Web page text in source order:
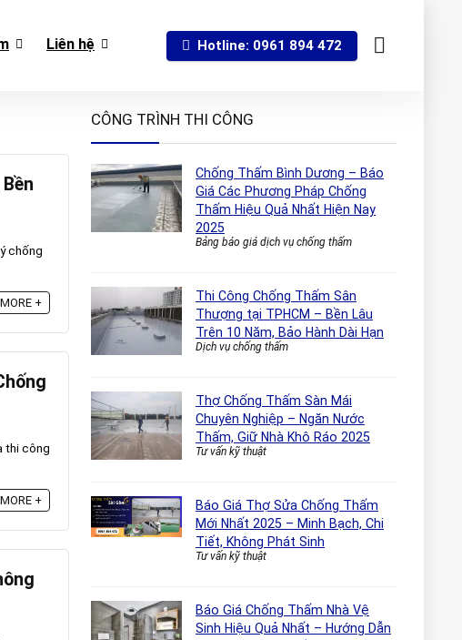
Liên hệ Hotline: 0961 894 472
chống
+
thi công
+
CÔNG TRÌNH THI CÔNG
Chống Thấm Bình Dương – Báo
Giá Các Phương Pháp Chống
Thấm Hiệu Quả Nhất Hiện Nay
2025
Bảng báo giá dịch vụ chống thấm
Thi Công Chống Thấm Sân
Thượng tại TPHCM – Bền Lâu
Trên 10 Năm, Bảo Hành Dài Hạn
Dịch vụ chống thấm
Thợ Chống Thấm Sàn Mái
Chuyên Nghiệp – Ngăn Nước
Thấm, Giữ Nhà Khô Ráo 2025
Tư vấn kỹ thuật
Báo Giá Thợ Sửa Chống Thấm
Mới Nhất 2025 – Minh Bạch, Chi
Tiết, Không Phát Sinh
Tư vấn kỹ thuật
Báo Giá Chống Thấm Nhà Vệ
Sinh Hiệu Quả Nhất – Hướng Dẫn